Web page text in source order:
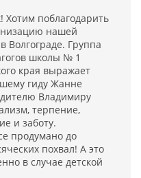
Хотим поблагодарить
нашей
Волгограде. Группа
школы № 1
края выражает
гиду Жанне
Владимиру
терпение,
и заботу.
продумано до
похвал! А это
в случае детской